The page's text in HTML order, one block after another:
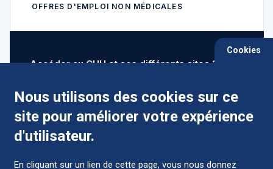
OFFRES D'EMPLOI NON MÉDICALES
Accéder au CHU et ses différents sites ?
Comment préparer mon hospitalisation ?
Cookies
Nous utilisons des cookies sur ce
site pour améliorer votre expérience
d'utilisateur.
En cliquant sur un lien de cette page, vous nous donnez